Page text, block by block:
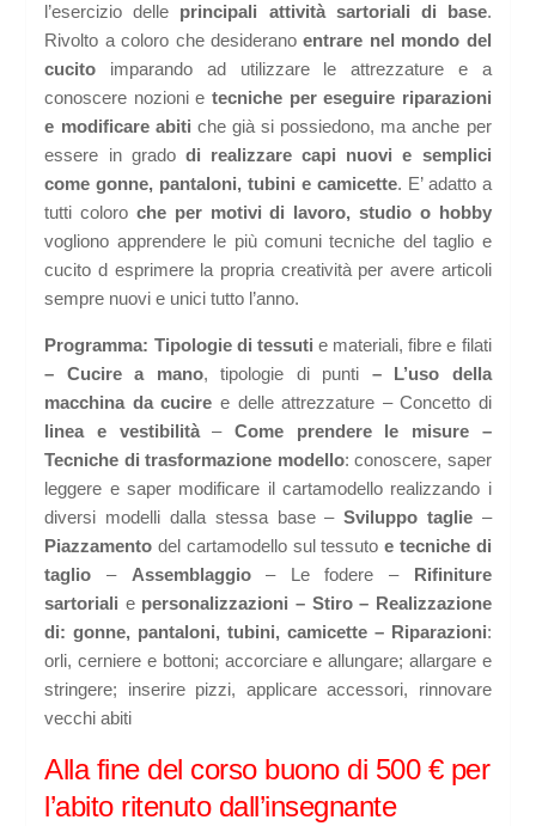
l’esercizio delle principali attività sartoriali di base.
Rivolto a coloro che desideranoentrare nel mondo del
cucito imparando ad utilizzare le attrezzature e a
conoscere nozioni e tecniche per eseguire riparazioni
e modificare abiti che già si possiedono, ma anche per
essere in grado di realizzare capi nuovi e semplici
come gonne, pantaloni, tubini e camicette. E’ adatto a
tutti coloroche per motivi di lavoro, studio o hobby
vogliono apprendere le più comuni tecniche del taglio e
cucito d esprimere la propria creatività per avere articoli
sempre nuovi e unici tutto l’anno.
Programma: Tipologie di tessuti e materiali, fibre e filati
– Cucire a mano, tipologie di punti – L’uso della
macchina da cucire e delle attrezzature – Concetto di
linea e vestibilità– Come prendere le misure
–
Tecniche di trasformazione modello: conoscere, saper
leggere e saper modificare il cartamodello realizzando i
diversi modelli dalla stessa base –Sviluppo taglie–
Piazzamento del cartamodello sul tessutoe tecniche di
taglio – Assemblaggio– Le fodere – Rifiniture
sartoriali e personalizzazioni – Stiro – Realizzazione
di: gonne, pantaloni, tubini, camicette – Riparazioni:
orli, cerniere e bottoni; accorciare e allungare; allargare e
stringere; inserire pizzi, applicare accessori, rinnovare
vecchi abiti
Alla fine del corso buono di 500 € per
l’abito ritenuto dall’insegnante